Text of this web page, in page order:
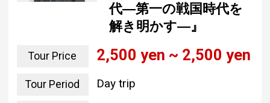
代―第一の戦国時代を
解き明かす―』
Tour Price 2,500 yen ~ 2,500 yen
Tour Period Day trip